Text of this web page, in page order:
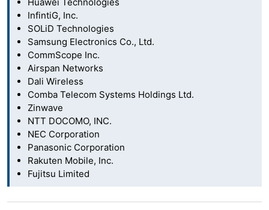
InfintiG, Inc.
SOLiD Technologies
Samsung Electronics Co., Ltd.
CommScope Inc.
Airspan Networks
Dali Wireless
Comba Telecom Systems Holdings Ltd.
Zinwave
NTT DOCOMO, INC.
NEC Corporation
Panasonic Corporation
Rakuten Mobile, Inc.
Fujitsu Limited